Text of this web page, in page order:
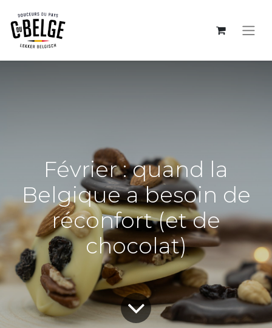
Février : quand la
Belgique a besoin de
réconfort (et de
chocolat)